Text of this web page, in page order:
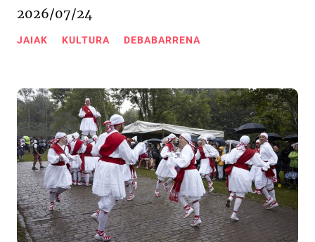
2026/07/24
JAIAK KULTURA DEBABARRENA